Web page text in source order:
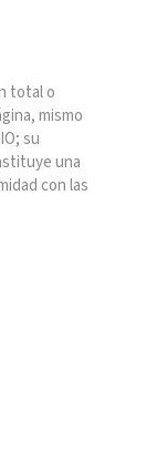
total o
mismo
su
una
con las